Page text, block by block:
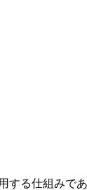
する仕組みで